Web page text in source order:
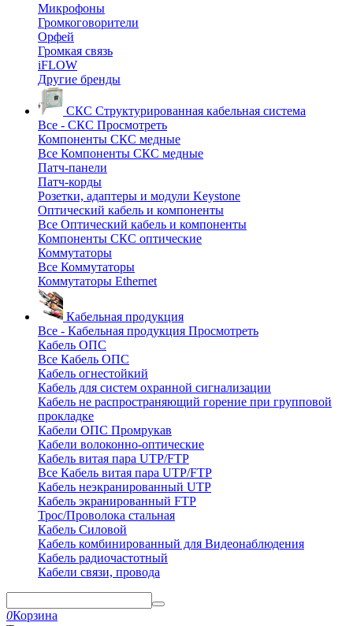
Микрофоны
Громкоговорители
Орфей
Громкая связь
iFLOW
Другие бренды
СКС Структурированная кабельная система
Все - СКС Просмотреть
Компоненты СКС медные
Все Компоненты СКС медные
Патч-панели
Патч-корды
Розетки, адаптеры и модули Keystone
Оптический кабель и компоненты
Все Оптический кабель и компоненты
Компоненты СКС оптические
Коммутаторы
Все Коммутаторы
Коммутаторы Ethernet
Кабельная продукция
Все - Кабельная продукция Просмотреть
Кабель ОПС
Все Кабель ОПС
Кабель огнестойкий
Кабель для систем охранной сигнализации
Кабель не распространяющий горение при групповой
прокладке
Кабели ОПС Промрукав
Кабели волоконно-оптические
Кабель витая пара UTP/FTP
Все Кабель витая пара UTP/FTP
Кабель неэкранированный UTP
Кабель экранированный FTP
Трос/Проволока стальная
Кабель Силовой
Кабель комбинированный для Видеонаблюдения
Кабель радиочастотный
Кабели связи, провода
0Корзина